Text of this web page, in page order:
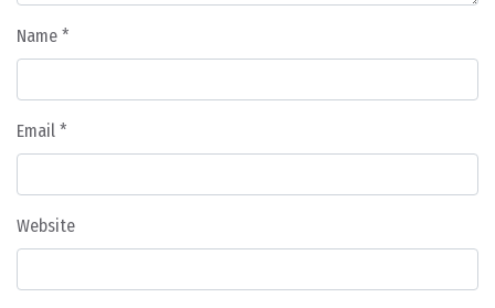
Name *
Email *
Website